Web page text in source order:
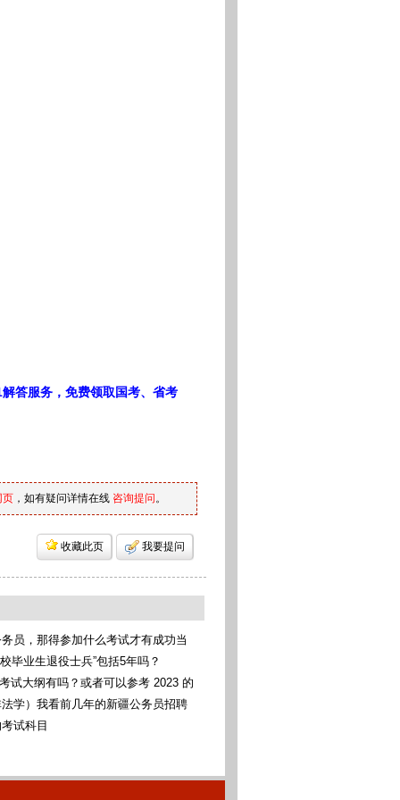
答服务，免费领取国考、省考
页 ，如有疑问详情在线 咨询提问。
收藏此页 我要提问
员，那得参加什么考试才有成功当
考
毕业生退役士兵”包括5年吗？
试大纲有吗？或者可以参考 2023 的
学）我看前几年的新疆公务员招聘
学类，我可以报考这些专业吗（本
试科目